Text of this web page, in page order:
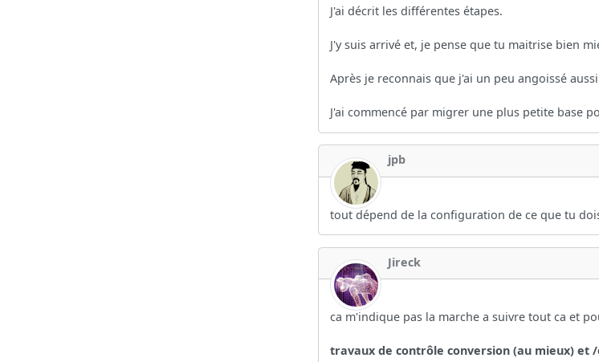
J'ai décrit les différentes étapes.
J'y suis arrivé et, je pense que tu maitrise bien
Après je reconnais que j'ai un peu angoissé
J'ai commencé par migrer une plus petite base
jpb
tout dépend de la configuration de ce que tu
Jireck
ca m'indique pas la marche a suivre tout ca et
travaux de contrôle conversion (au mieux)